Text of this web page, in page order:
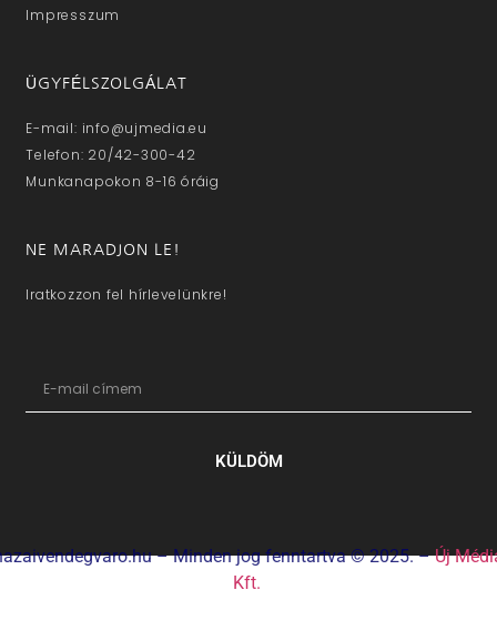
Impresszum
ÜGYFÉLSZOLGÁLAT
E-mail: info@ujmedia.eu
Telefon: 20/42-300-42
Munkanapokon 8-16 óráig
NE MARADJON LE!
Iratkozzon fel hírlevelünkre!
KÜLDÖM
– Minden jog fenntartva © 2025. –Új
Kft.